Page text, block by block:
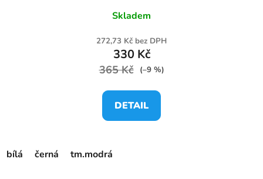
Skladem
272,73 Kč bez DPH
330 Kč
365 Kč (–9 %)
DETAIL
bílá černá tm.modrá